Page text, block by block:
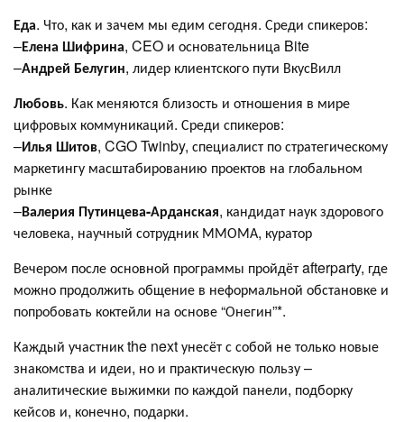
Еда. Что, как и зачем мы едим сегодня. Среди спикеров:
–Елена Шифрина, CEO и основательница Bite
–Андрей Белугин, лидер клиентского пути ВкусВилл
Любовь. Как меняются близость и отношения в мире
цифровых коммуникаций. Среди спикеров:
–Илья Шитов, CGO Twinby, специалист по стратегическому
маркетингу масштабированию проектов на глобальном
рынке
–Валерия Путинцева-Арданская, кандидат наук здорового
человека, научный сотрудник ММОМА, куратор
Вечером после основной программы пройдёт afterparty, где
можно продолжить общение в неформальной обстановке и
попробовать коктейли на основе “Онегин”*.
Каждый участник the next унесёт с собой не только новые
знакомства и идеи, но и практическую пользу –
аналитические выжимки по каждой панели, подборку
кейсов и, конечно, подарки.